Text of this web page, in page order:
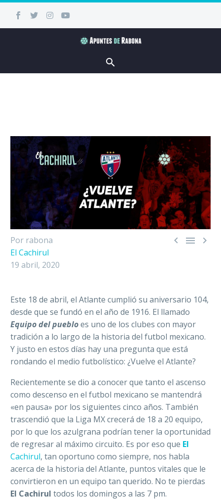
  
Por rabona
El Cachirul
19 abril, 2020
Este 18 de abril, el Atlante cumplió su aniversario 104,
desde que se fundó en el año de 1916. El llamado
Equipo del puebloes uno de los clubes con mayor
tradición a lo largo de la historia del futbol mexicano.
Y justo en estos días hay una pregunta que está
rondando el medio futbolístico: ¿Vuelve el Atlante?
Recientemente se dio a conocer que tanto el ascenso
como descenso en el futbol mexicano se mantendrá
«en pausa» por los siguientes cinco años. También
trascendió que la Liga MX crecerá de 18 a 20 equipo,
por lo que los azulgrana podrían tener la oportunidad
de regresar al máximo circuito. Es por eso que El
Cachirul, tan oportuno como siempre, nos habla
acerca de la historia del Atlante, puntos vitales que le
convirtieron en un equipo tan querido. No te pierdas
El Cachirul todos los domingos a las 7 pm.